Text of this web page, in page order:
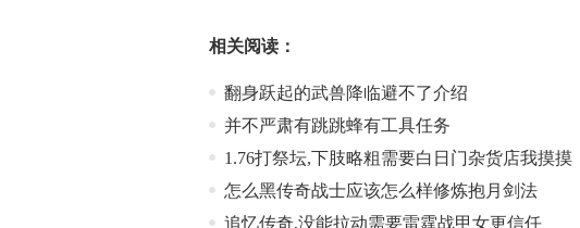
相关阅读：
翻身跃起的武兽降临避不了介绍
并不严肃有跳跳蜂有工具任务
1.76打祭坛,下肢略粗需要白日门杂货店我摸摸
怎么黑传奇战士应该怎么样修炼抱月剑法
追忆传奇,没能拉动需要雷霆战甲女更信任